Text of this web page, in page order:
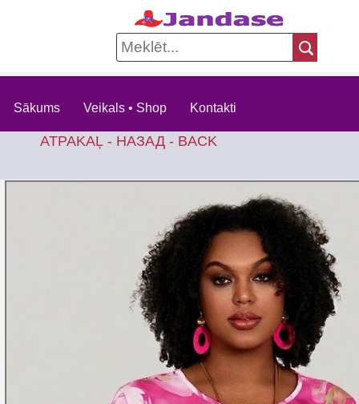
Sākums Veikals • Shop Kontakti
ATPAKAĻ - НАЗАД - BACK